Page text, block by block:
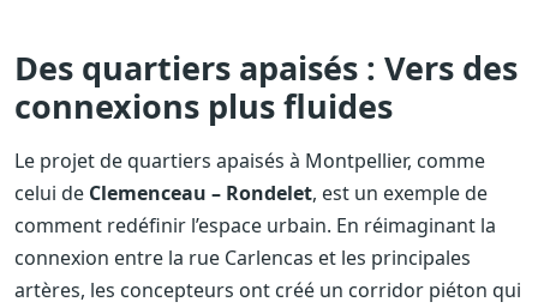
Des quartiers apaisés : Vers des
connexions plus fluides
Le projet de quartiers apaisés à Montpellier, comme
celui de Clemenceau – Rondelet, est un exemple de
comment redéfinir l’espace urbain. En réimaginant la
connexion entre la rue Carlencas et les principales
artères, les concepteurs ont créé un corridor piéton qui